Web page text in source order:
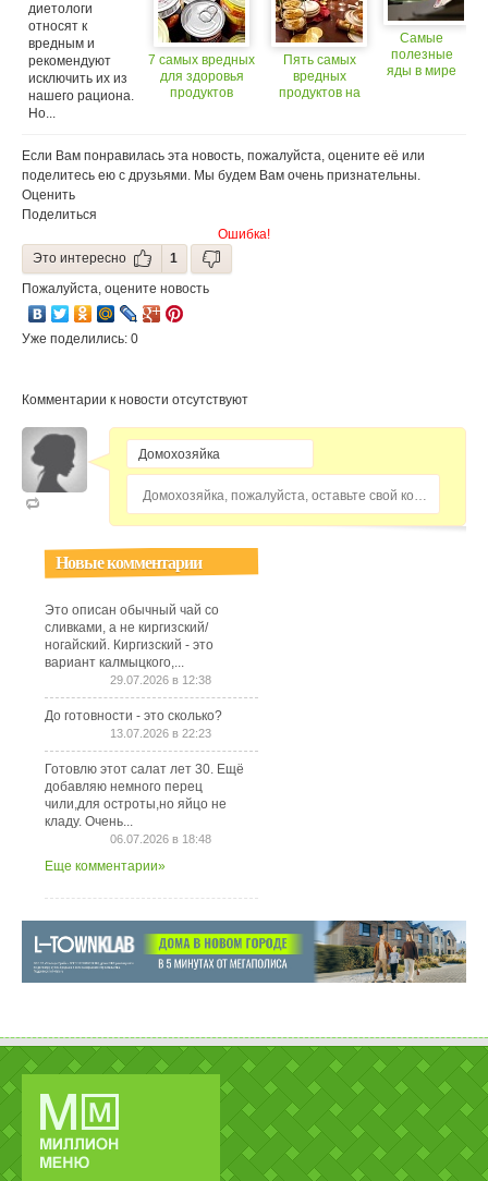
диетологи
относят к
вредным и
рекомендуют
исключить их из
нашего рациона.
Но...
7 самых вредных
для здоровья
продуктов
Пять самых
вредных
продуктов на
Самые
полезные
яды в мире
Если Вам понравилась эта новость, пожалуйста, оцените её или
поделитесь ею с друзьями. Мы будем Вам очень признательны.
Оценить
Поделиться
Ошибка!
Это интересно
1
Пожалуйста, оцените новость
Уже поделились: 0
Комментарии к новости отсутствуют
Домохозяйка, пожалуйста, оставьте свой комментарий...
Новые комментарии
Это описан обычный чай со
сливками, а не киргизский/
ногайский. Киргизский - это
вариант калмыцкого,...
29.07.2026 в 12:38
До готовности - это сколько?
13.07.2026 в 22:23
Готовлю этот салат лет 30. Ещё
добавляю немного перец
чили,для остроты,но яйцо не
кладу. Очень...
06.07.2026 в 18:48
Еще комментарии»